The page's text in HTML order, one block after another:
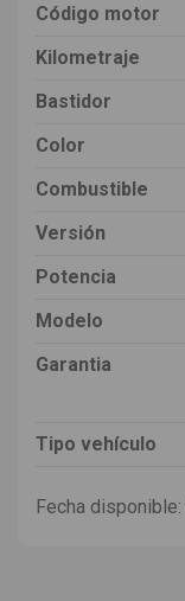
Código motor
Kilometraje
Bastidor
Color
Combustible
Versión
Potencia
Modelo
Garantia
Tipo vehículo
Fecha disponible: